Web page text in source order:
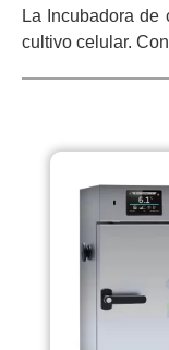
La Incubadora
cultivo celular.